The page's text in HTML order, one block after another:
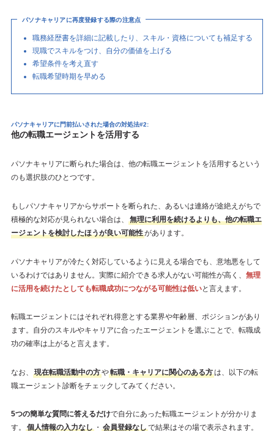
パソナキャリアに再度登録する際の注意点
職務経歴書を詳細に記載したり、スキル・資格についても補足する
現職でスキルをつけ、自分の価値を上げる
希望条件を考え直す
転職希望時期を早める
パソナキャリアに門前払いされた場合の対処法#2:
他の転職エージェントを活用する
パソナキャリアに断られた場合は、他の転職エージェントを活用するという
のも選択肢のひとつです。
もしパソナキャリアからサポートを断られた、あるいは連絡が途絶えがちで
積極的な対応が見られない場合は、
無理に利用を続けるよりも、他の転職エ
ージェントを検討したほうが良い可能性があります。
パソナキャリアが冷たく対応しているように見える場合でも、意地悪をして
いるわけではありません。実際に紹介できる求人がない可能性が高く、 無理
に活用を続けたとしても転職成功につながる可能性は低いと言えます。
転職エージェントにはそれぞれ得意とする業界や年齢層、ポジションがあり
ます。自分のスキルやキャリアに合ったエージェントを選ぶことで、転職成
功の確率は上がると言えます。
なお、 現在転職活動中の方や転職・キャリアに関心のある方は、以下の転
職エージェント診断をチェックしてみてください。
5つの簡単な質問に答えるだけで自分にあった転職エージェントが分かりま
す。
個人情報の入力なし・ 会員登録なしで結果はその場で表示されます。